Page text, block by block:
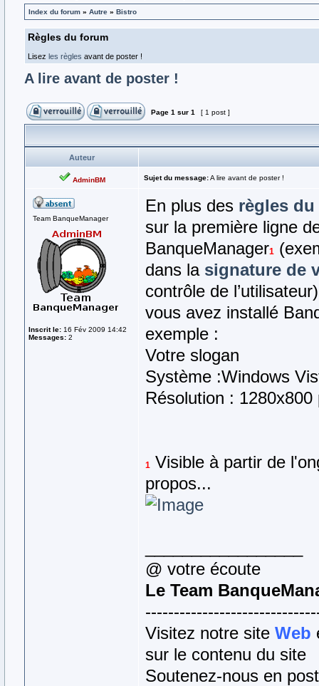
Index du forum » Autre » Bistro
Règles du forum
Lisez les règles avant de poster !
A lire avant de poster !
Page 1 sur 1 [ 1 post ]
Auteur
AdminBM Sujet du message:A lire avant de poster !
Team BanqueManager
Inscrit le: 16 Fév 2009 14:42
Messages: 2
En plus des règles
sur la première ligne
BanqueManager1
dans la signature de
contrôle de
vous avez installé
exemple :
Votre slogan
Système :Windows
Résolution : 1280x800
1 Visible à partir de
propos...
@ votre écoute
Le Team
Visitez notre site Web
sur le contenu du site
Soutenez-nous en